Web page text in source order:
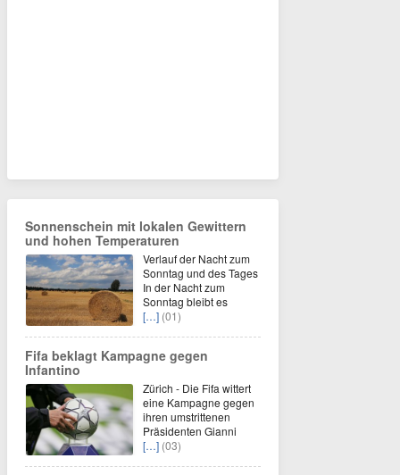
Sonnenschein mit lokalen Gewittern
und hohen Temperaturen
Verlauf der Nacht zum
Sonntag und des Tages
In der Nacht zum
Sonntag bleibt es
[…] (01)
Fifa beklagt Kampagne gegen
Infantino
Zürich - Die Fifa wittert
eine Kampagne gegen
ihren umstrittenen
Präsidenten Gianni
[…] (03)